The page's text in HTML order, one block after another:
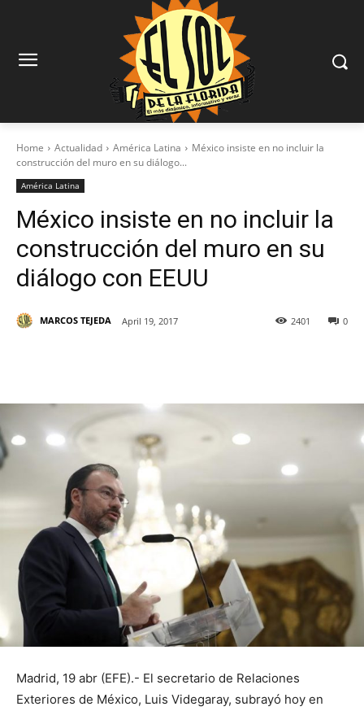
Home Actualidad América Latina
México insiste en no incluir la
construcción del muro en su diálogo...
América Latina
México insiste en no incluir la
construcción del muro en su
diálogo con EEUU
MARCOS TEJEDA April 19, 2017 0
2401
Madrid, 19 abr (EFE).- El secretario de Relaciones
Exteriores de México, Luis Videgaray, subrayó hoy en